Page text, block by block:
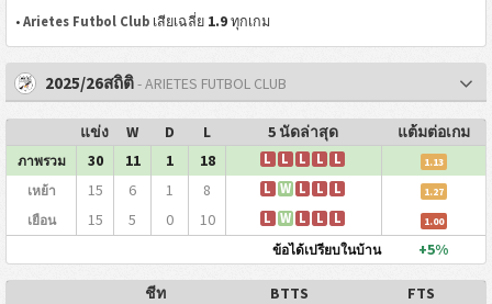
•Arietes Futbol Club เสียเฉลี่ย 1.9 ทุกเกม
2025/26สถิติ- ARIETES FUTBOL CLUB
แข่ง W D L 5 นัดล่าสุด แต้มต่อเกม
ภาพรวม 30 11 1 18 L L L L L 1.13
เหย้า 15 6 1 8 L W L L L 1.27
เยือน 15 5 0 10 L W L L L 1.00
ข้อได้เปรียบในบ้าน +5%
ชีท BTTS FTS